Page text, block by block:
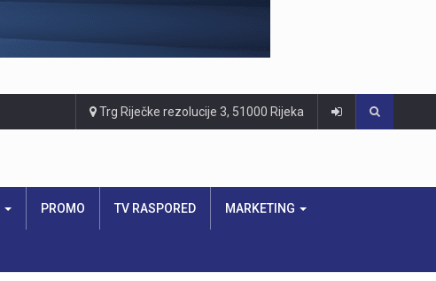
Trg Riječke rezolucije 3, 51000 Rijeka
PROMO TV RASPORED MARKETING